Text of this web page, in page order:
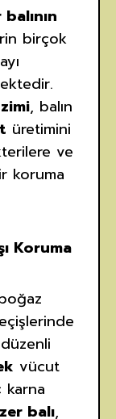
birçok
, balın
üretimini
ve
koruma
Koruma
vücut
karna
balı,